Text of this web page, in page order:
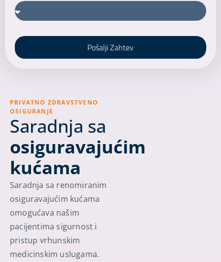
Pošalji Zahtev
PRIVATNO ZDRAVSTVENO
OSIGURANJE
Saradnja sa
osiguravajućim
kućama
Saradnja sa renomiranim
osiguravajućim kućama
omogućava našim
pacijentima sigurnost i
pristup vrhunskim
medicinskim uslugama.